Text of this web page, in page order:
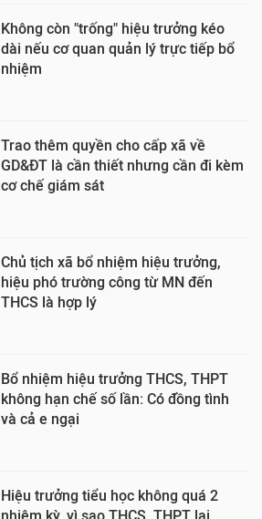
Không còn "trống" hiệu trưởng kéo
dài nếu cơ quan quản lý trực tiếp bổ
nhiệm
Trao thêm quyền cho cấp xã về
GD&ĐT là cần thiết nhưng cần đi kèm
cơ chế giám sát
Chủ tịch xã bổ nhiệm hiệu trưởng,
hiệu phó trường công từ MN đến
THCS là hợp lý
Bổ nhiệm hiệu trưởng THCS, THPT
không hạn chế số lần: Có đồng tình
và cả e ngại
Hiệu trưởng tiểu học không quá 2